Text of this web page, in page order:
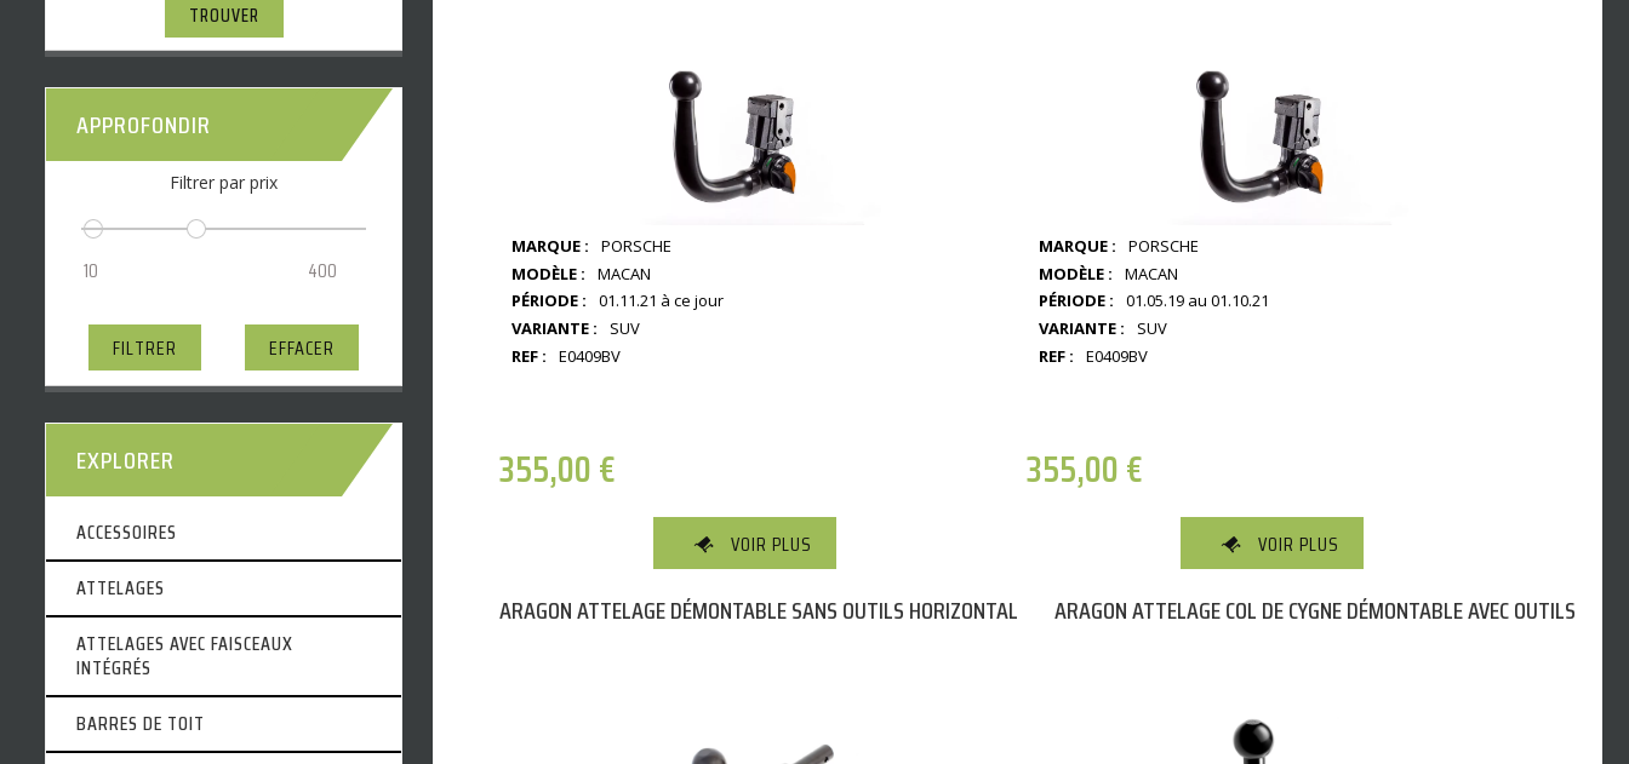
MARQUE :
PORSCHE
MODÈLE :
MACAN
PÉRIODE :
01.11.21 à ce jour
VARIANTE :
SUV
REF :
E0409BV
355,00€
VOIR PLUS
MARQUE :
PORSCHE
MODÈLE :
MACAN
PÉRIODE :
01.05.19 au 01.10.21
VARIANTE :
SUV
REF :
E0409BV
355,00€
VOIR PLUS
ARAGON ATTELAGE DÉMONTABLE SANS OUTILS HORIZONTAL ARAGON ATTELAGE COL DE CYGNE DÉMONTABLE AVEC OUTILS
TROUVER
APPROFONDIR
Filtrer par prix
FILTRER EFFACER
EXPLORER
ACCESSOIRES
ATTELAGES
ATTELAGES AVEC FAISCEAUX
INTÉGRÉS
BARRES DE TOIT